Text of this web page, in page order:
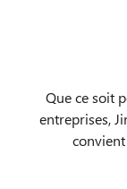
Que ce soit
entreprises,